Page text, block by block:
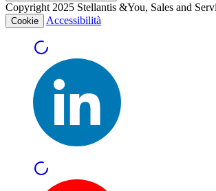
Copyright 2025 Stellantis &You, Sales and
Cookie Accessibilità